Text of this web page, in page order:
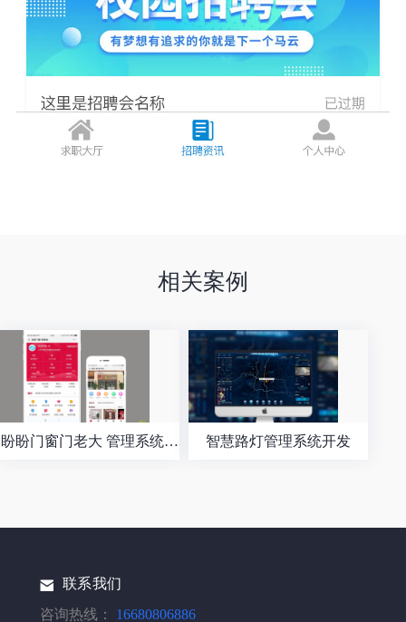
相关案例
盼盼门窗门老大 管理系统开 智慧路灯管理系统开发
联系我们
咨询热线：
16680806886